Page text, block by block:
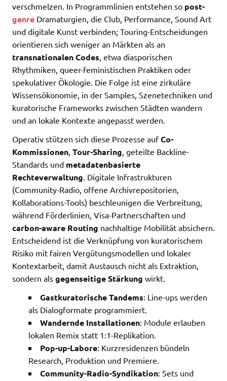
verschmelzen. In Programmlinien entstehen so post-
genre Dramaturgien, die Club, Performance, Sound Art
und digitale Kunst verbinden; Touring-Entscheidungen
orientieren sich weniger an Märkten als an
transnationalen Codes , etwa diasporischen
Rhythmiken, queer-feministischen Praktiken oder
spekulativer Ökologie. Die Folge ist eine zirkuläre
Wissensökonomie, in der Samples, Szenetechniken und
kuratorische Frameworks zwischen Städten wandern
und an lokale Kontexte angepasst werden.
Operativ stützen sich diese Prozesse aufCo-
Kommissionen Tour-Sharing , geteilte Backline-
Standards und metadatenbasierte
Rechteverwaltung . Digitale Infrastrukturen
(Community-Radio, offene Archivrepositorien,
Kollaborations-Tools) beschleunigen die Verbreitung,
während Förderlinien, Visa-Partnerschaften und
carbon-aware Routing nachhaltige Mobilität absichern.
Entscheidend ist die Verknüpfung von kuratorischem
Risiko mit fairen Vergütungsmodellen und lokaler
Kontextarbeit, damit Austausch nicht als Extraktion,
sondern als gegenseitige Stärkung wirkt.
Gastkuratorische Tandems: Line-ups werden
als Dialogformate programmiert.
Wandernde Installationen: Module erlauben
lokalen Remix statt 1:1-Replikation.
Pop-up-Labore: Kurzresidenzen bündeln
Research, Produktion und Premiere.
Community-Radio-Syndikation: Sets und